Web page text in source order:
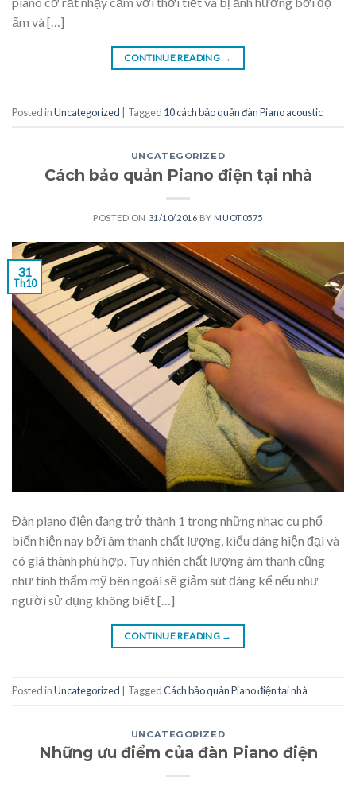
ẩm và […]
CONTINUE READING →
Posted inUncategorized Tagged 10 cách bảo quản đàn Piano acoustic
UNCATEGORIZED
Cách bảo quản Piano điện tại nhà
POSTED ON 31/10/2016 BY MUOT0575
31
Th10
Đàn piano điện đang trở thành 1 trong những nhạc cụ phổ
biến hiện nay bởi âm thanh chất lượng, kiểu dáng hiện đại và
có giá thành phù hợp. Tuy nhiên chất lượng âm thanh cũng
như tính thẩm mỹ bên ngoài sẽ giảm sút đáng kể nếu như
người sử dụng không biết […]
CONTINUE READING →
Posted inUncategorized TaggedCách bảo quản Piano điện tại nhà
UNCATEGORIZED
Những ưu điểm của đàn Piano điện